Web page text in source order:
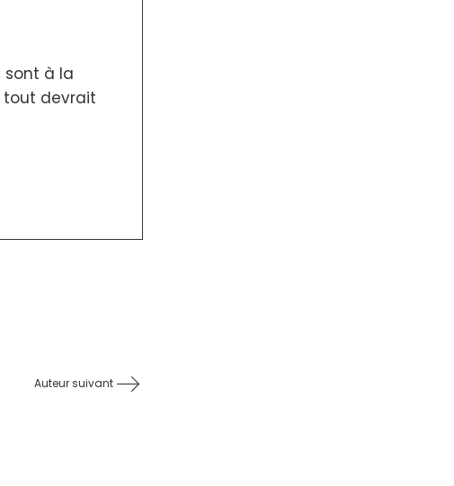
sont à la
tout devrait
Auteur suivant